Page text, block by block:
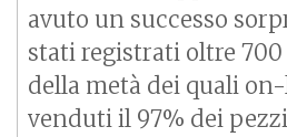
avuto un successo
stati registrati oltre
della metà dei quali
venduti il 97% dei